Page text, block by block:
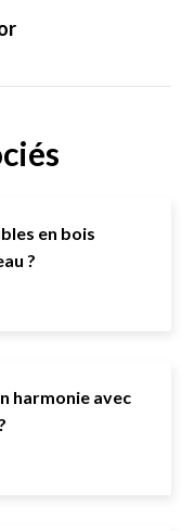
en bois
?
harmonie avec